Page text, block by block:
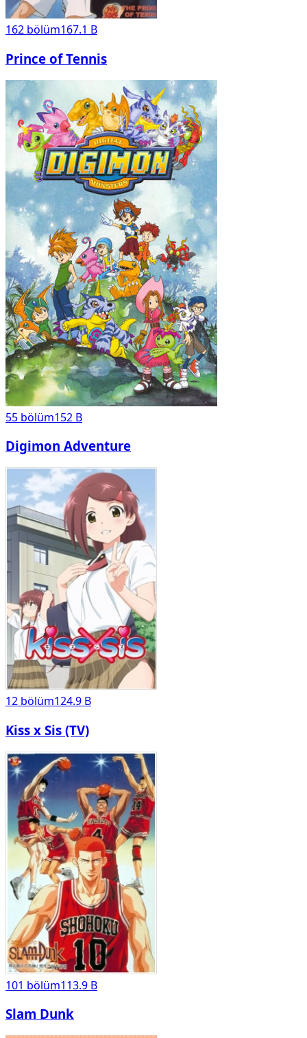
162 bölüm167.1 B
Prince of Tennis
55 bölüm152 B
Digimon Adventure
12 bölüm124.9 B
Kiss x Sis (TV)
101 bölüm113.9 B
Slam Dunk